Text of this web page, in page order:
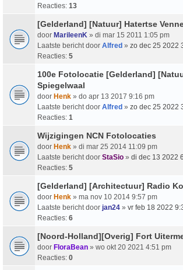
Reacties: 13
[Gelderland] [Natuur] Hatertse
door MarileenK » di mar 15 2011 1:05 pm
Laatste bericht door Alfred » zo dec 25 2022
Reacties: 5
100e Fotolocatie [Gelderland]
Spiegelwaal
door Henk » do apr 13 2017 9:16 pm
Laatste bericht door Alfred » zo dec 25 2022
Reacties: 1
Wijzigingen NCN Fotolocaties
door Henk » di mar 25 2014 11:09 pm
Laatste bericht door StaSio » di dec 13 2022
Reacties: 5
[Gelderland] [Architectuur] Radio
door Henk » ma nov 10 2014 9:57 pm
Laatste bericht door jan24 » vr feb 18 2022
Reacties: 6
[Noord-Holland][Overig] Fort
door FloraBean » wo okt 20 2021 4:51 pm
Reacties: 0